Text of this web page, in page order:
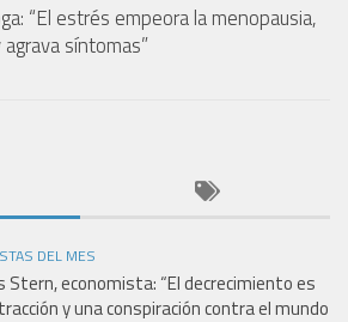
“El estrés empeora la menopausia,
síntomas”
DEL MES
Stern, economista: “El decrecimiento es
y una conspiración contra el mundo